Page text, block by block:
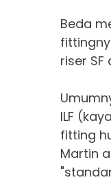
Beda
riser
ILF
fitting
Martin